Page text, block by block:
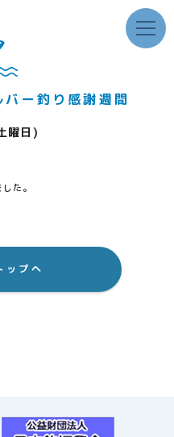
ー釣り感謝週間
曜日)
た。
ップへ